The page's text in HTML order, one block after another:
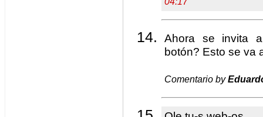
Ahora se invita
botón? Esto se va
Comentario by